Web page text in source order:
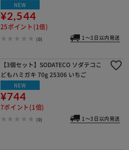
NEW
¥2,544
25ポイント(1倍)
(0) 1～3日以内発送
【3個セット】SODATECO ソダテコこ
どもハミガキ 70g 25306 いちご
NEW
¥744
7ポイント(1倍)
(0) 1～3日以内発送